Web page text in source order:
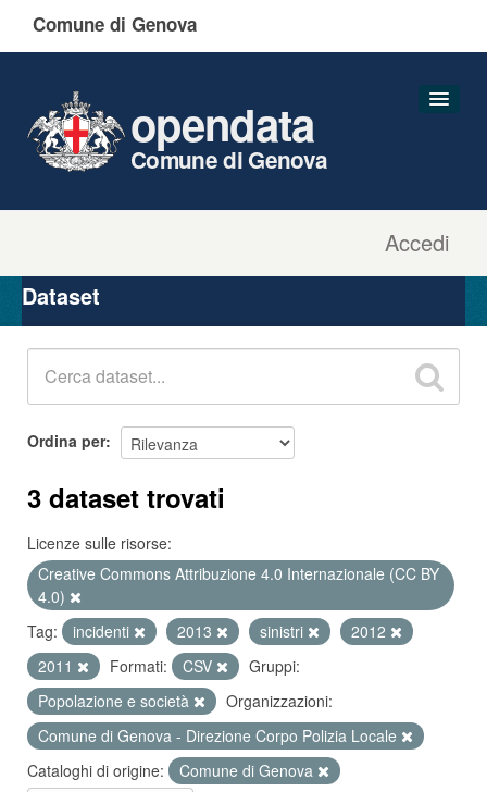
Comune di Genova
Accedi
opendata
Comune di Genova
Organizzazioni
Gruppi
Dataset
Ordina per
3 dataset trovati
Licenze sulle risorse:
Creative Commons Attribuzione 4.0 Internazionale (CC BY
4.0)
Tag:
incidenti 2013 sinistri
2012
2011
Formati: CSV
Gruppi:
Popolazione e società
Organizzazioni:
Comune di Genova - Direzione Corpo Polizia Locale
Cataloghi di origine:
Comune di Genova